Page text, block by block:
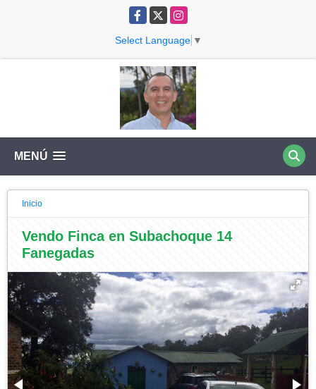
Facebook
X Instagram
Select Language ▼
MENÚ
Inicio
Vendo Finca en Subachoque 14
Fanegadas